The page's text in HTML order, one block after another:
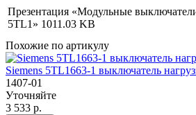
Презентация «Модульные
5TL1» 1011.03 KB
Похожие по артикулу
Siemens 5TL1663-1 выключатель
1407-01
Уточняйте
3 533 р.